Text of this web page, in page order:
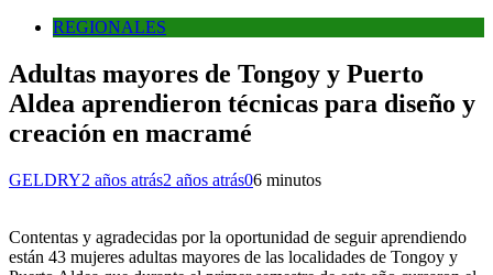
REGIONALES
Adultas mayores de Tongoy y Puerto
Aldea aprendieron técnicas para diseño y
creación en macramé
GELDRY2 años atrás2 años atrás06 minutos
Contentas y agradecidas por la oportunidad de seguir aprendiendo
están 43 mujeres adultas mayores de las localidades de Tongoy y